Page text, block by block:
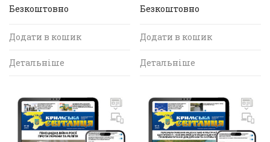
Безкоштовно
Додати в кошик
Детальніше
Безкоштовно
Додати в кошик
Детальніше